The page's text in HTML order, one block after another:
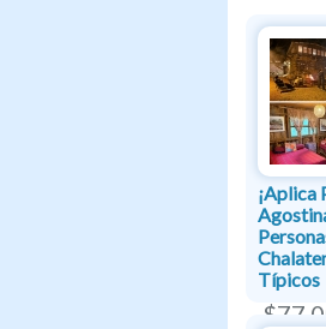
¡Aplica
Típicos